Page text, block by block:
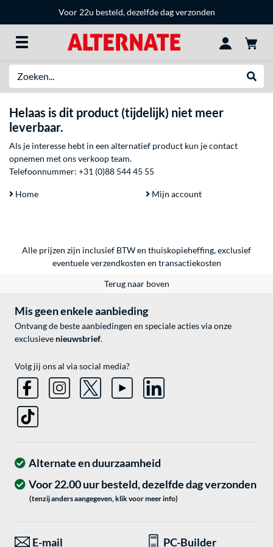
Voor 22u besteld, dezelfde dag verzonden
Helaas is dit product (tijdelijk) niet meer
leverbaar.
Als je interesse hebt in een alternatief product kun je contact
opnemen met ons verkoop team.
Telefoonnummer: +31 (0)88 544 45 55
Home Mijn account
Alle prijzen zijn inclusief BTW en thuiskopieheffing, exclusief
eventueleverzendkosten en transactiekosten
Terug naar boven
Mis geen enkele aanbieding
Ontvang de beste aanbiedingen en speciale acties via onze
exclusieve nieuwsbrief.
Volg jij ons al via social media?
Alternate en duurzaamheid
Voor 22.00 uur besteld, dezelfde dag verzonden
(tenzij anders aangegeven, klik voor meer info)
E-mail PC-Builder